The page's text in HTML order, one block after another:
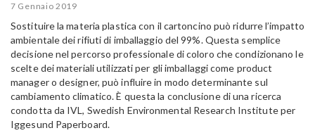
7 Gennaio 2019
Sostituire la materia plastica con il cartoncino può ridurre l’impatto
ambientale dei rifiuti di imballaggio del 99%. Questa semplice
decisione nel percorso professionale di coloro che condizionano le
scelte dei materiali utilizzati per gli imballaggi come product
manager o designer, può influire in modo determinante sul
cambiamento climatico. È questa la conclusione di una ricerca
condotta da IVL, Swedish Environmental Research Institute per
Iggesund Paperboard.